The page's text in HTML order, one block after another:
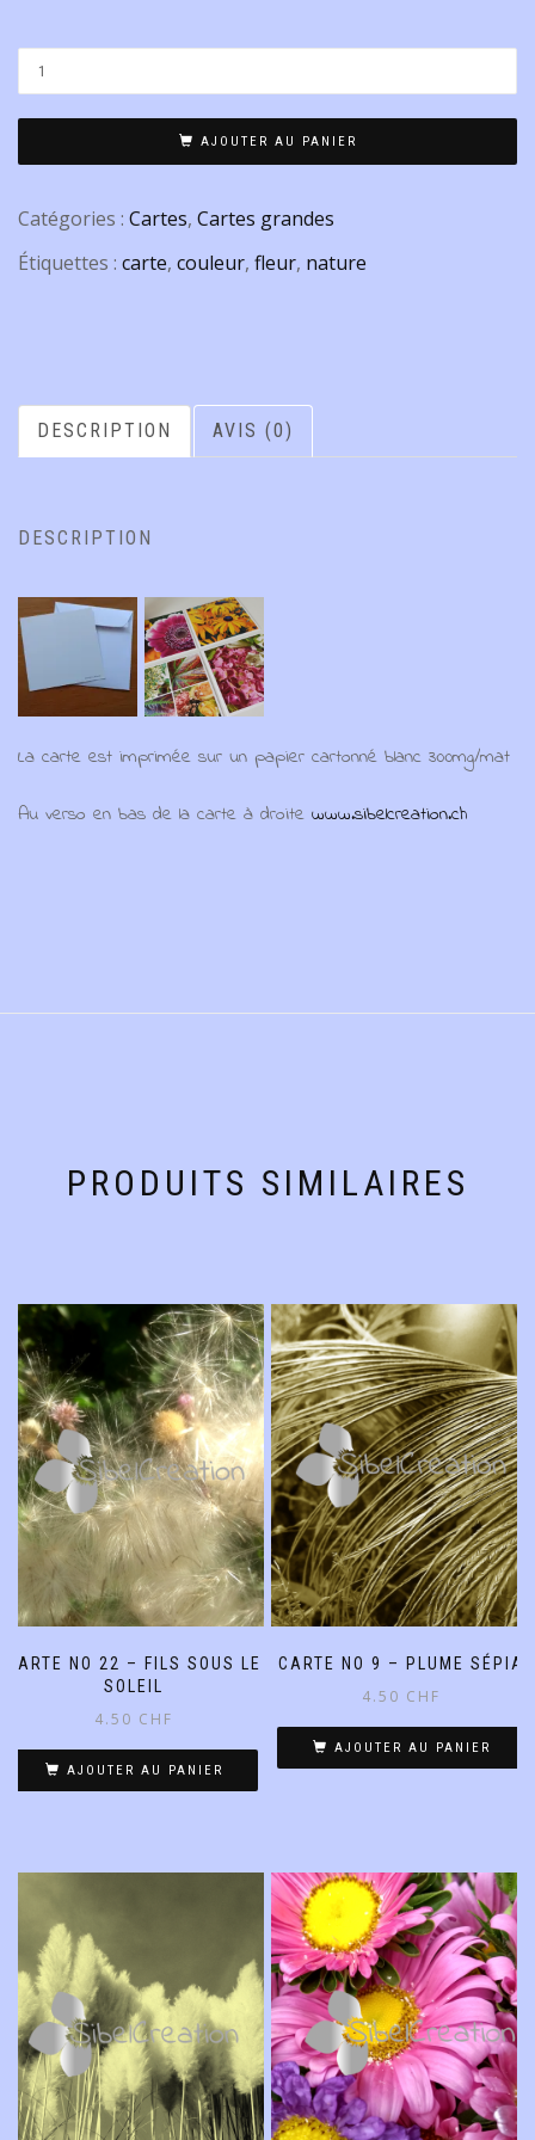
AJOUTER AU PANIER
Catégories : Cartes, Cartes grandes
Étiquettes : carte, couleur, fleur, nature
DESCRIPTION AVIS (0)
DESCRIPTION
La carte est imprimée sur un papier cartonné blanc 300mg/mat
Au verso en bas de la carte à droite www.sibelcreation.ch
PRODUITS SIMILAIRES
CARTE NO 22 – FILS SOUS LE
SOLEIL
4.50 CHF
AJOUTER AU PANIER
CARTE NO 9 – PLUME SÉPIA
4.50 CHF
AJOUTER AU PANIER